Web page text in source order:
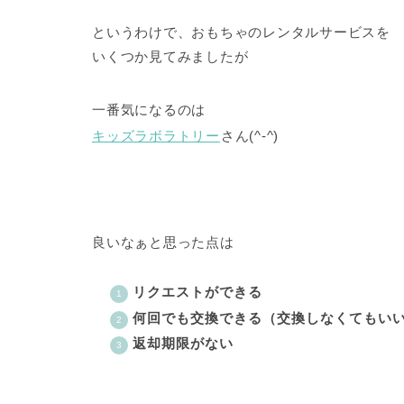
というわけで、おもちゃのレンタルサービスを
いくつか見てみましたが
一番気になるのは
キッズラボラトリー さん(^-^)
良いなぁと思った点は
リクエストができる
何回でも交換できる（交換しなくてもい
返却期限がない